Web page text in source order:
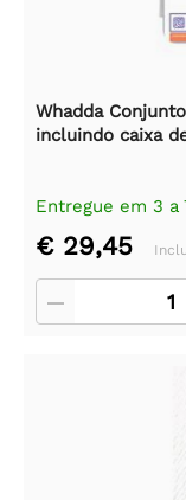
Whadda
incluindo caixa
Entregue em 3 a
€ 29,45